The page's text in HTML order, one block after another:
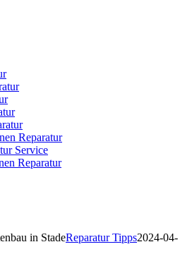
Reparatur
Service
Reparatur
in StadeReparatur Tipps2024-04-